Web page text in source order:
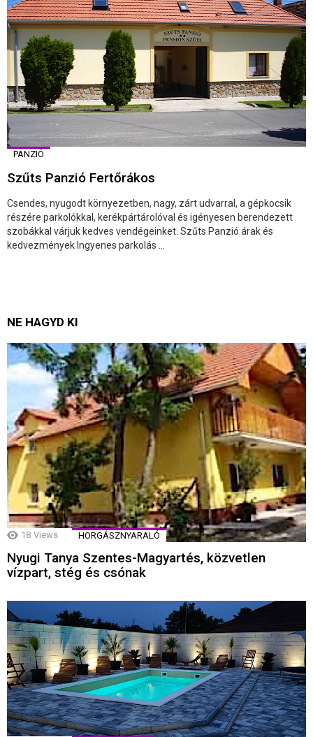
PANZIÓ
Szűts Panzió Fertőrákos
Csendes, nyugodt környezetben, nagy, zárt udvarral, a gépkocsik
részére parkolókkal, kerékpártárolóval és igényesen berendezett
szobákkal várjuk kedves vendégeinket. Szűts Panzió árak és
kedvezmények Ingyenes parkolás ...
NE HAGYD KI
18 Views HORGÁSZNYARALÓ
Nyugi Tanya Szentes-Magyartés, közvetlen
vízpart, stég és csónak